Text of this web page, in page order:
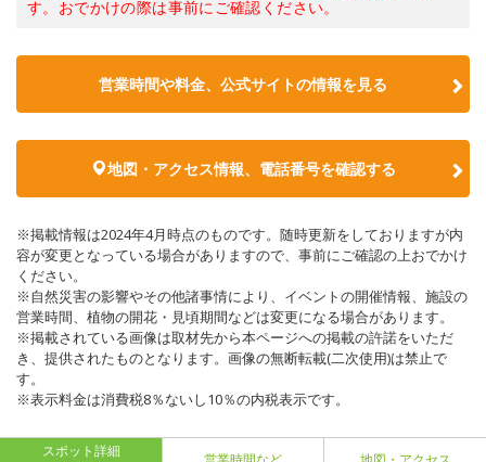
す。おでかけの際は事前にご確認ください。
営業時間や料金、公式サイトの情報を見る
地図・アクセス情報、電話番号を確認する
※掲載情報は2024年4月時点のものです。随時更新をしておりますが内
容が変更となっている場合がありますので、事前にご確認の上おでかけ
ください。
※自然災害の影響やその他諸事情により、イベントの開催情報、施設の
営業時間、植物の開花・見頃期間などは変更になる場合があります。
※掲載されている画像は取材先から本ページへの掲載の許諾をいただ
き、提供されたものとなります。画像の無断転載(二次使用)は禁止で
す。
※表示料金は消費税8％ないし10％の内税表示です。
スポット詳細